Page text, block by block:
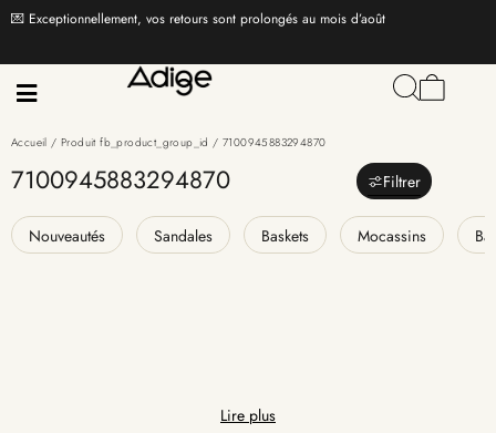
💌 Exceptionnellement, vos retours sont prolongés au mois d’août
Accueil / Produit fb_product_group_id / 7100945883294870
7100945883294870 Filtrer
Nouveautés Sandales Baskets Mocassins
Lire plus